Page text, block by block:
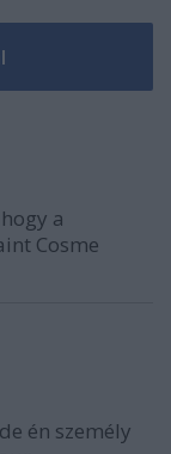
a
Cosme
én személy